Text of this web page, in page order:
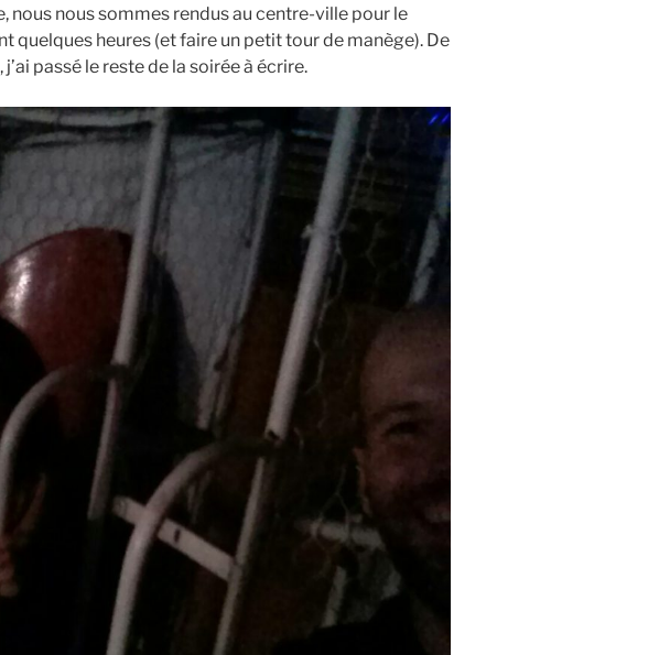
nous nous sommes rendus au centre-ville pour le
quelques heures (et faire un petit tour de manège). De
j’ai passé le reste de la soirée à écrire.